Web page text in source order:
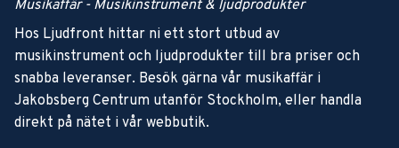
Musikaffär - Musikinstrument & ljudprodukter
Hos Ljudfront hittar ni ett stort utbud av
musikinstrument och ljudprodukter till bra priser och
snabba leveranser. Besök gärna vår musikaffär i
Jakobsberg Centrum utanför Stockholm, eller handla
direkt på nätet i vår webbutik.